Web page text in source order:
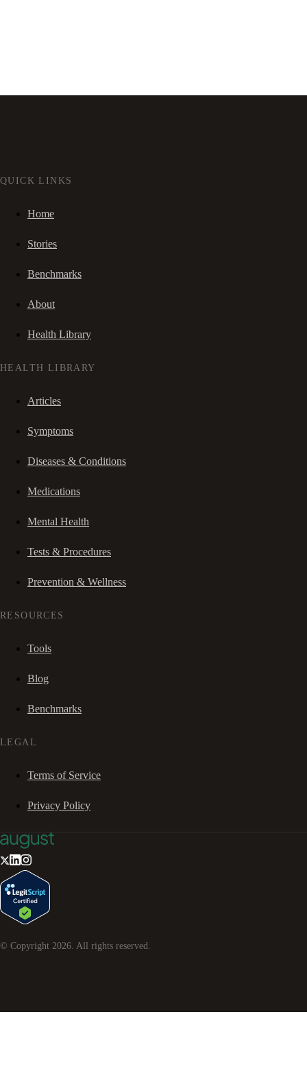
QUICK LINKS
Home
Stories
Benchmarks
About
Health Library
HEALTH LIBRARY
Articles
Symptoms
Diseases & Conditions
Medications
Mental Health
Tests & Procedures
Prevention & Wellness
RESOURCES
Tools
Blog
Benchmarks
LEGAL
Terms of Service
Privacy Policy
© Copyright 2026. All rights reserved.